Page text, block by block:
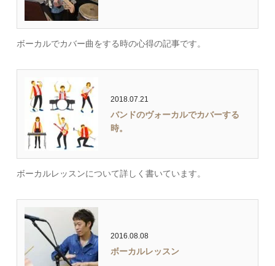
ボーカルでカバー曲をする時の心得の記事です。
2018.07.21
バンドのヴォーカルでカバーする
時。
ボーカルレッスンについて詳しく書いています。
2016.08.08
ボーカルレッスン